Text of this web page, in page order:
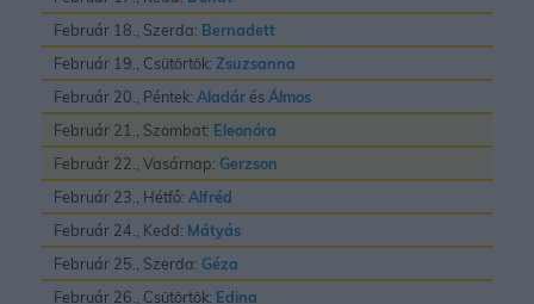
Február 18., Szerda: Bernadett
Február 19., Csütörtök: Zsuzsanna
Február 20., Péntek: Aladár ésÁlmos
Február 21., Szombat: Eleonóra
Február 22., Vasárnap: Gerzson
Február 23., Hétfő: Alfréd
Február 24., Kedd: Mátyás
Február 25., Szerda: Géza
Február 26., Csütörtök: Edina